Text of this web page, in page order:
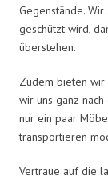
Gegenstände.
geschützt wird,
überstehen.
Zudem bieten
wir uns ganz
nur ein paar
transportieren
Vertraue auf die